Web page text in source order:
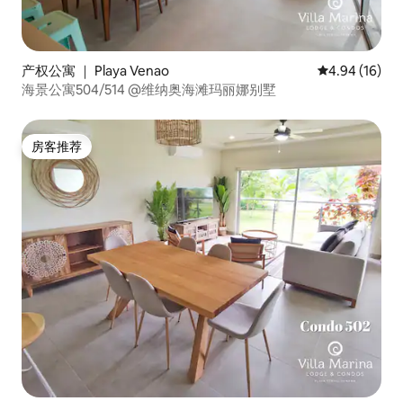
产权公寓 ｜ Playa Venao 平均评分
4.94 (16)
海景公寓504/514 @维纳奥海滩玛丽娜别墅
房客推荐
房客推荐